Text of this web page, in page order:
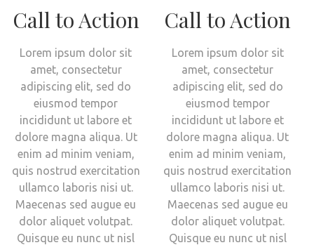
Call to Action
Lorem ipsum dolor sit
amet, consectetur
adipiscing elit, sed do
eiusmod tempor
incididunt ut labore et
dolore magna aliqua. Ut
enim ad minim veniam,
quis nostrud exercitation
ullamco laboris nisi ut.
Maecenas sed augue eu
dolor aliquet volutpat.
Quisque eu nunc ut nisl
Call to Action
Lorem ipsum dolor sit
amet, consectetur
adipiscing elit, sed do
eiusmod tempor
incididunt ut labore et
dolore magna aliqua. Ut
enim ad minim veniam,
quis nostrud exercitation
ullamco laboris nisi ut.
Maecenas sed augue eu
dolor aliquet volutpat.
Quisque eu nunc ut nisl